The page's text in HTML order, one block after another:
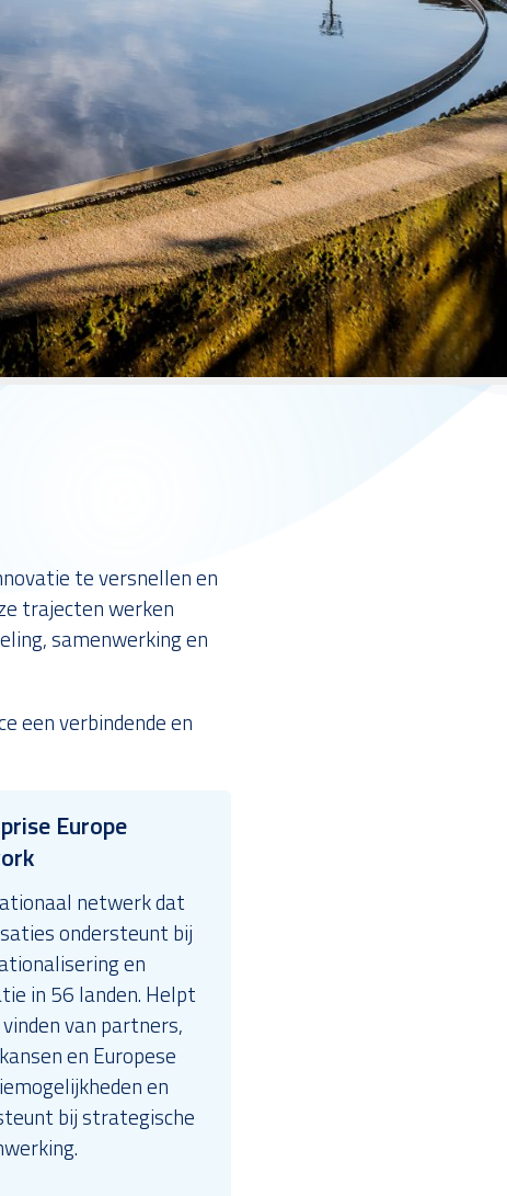
Over ons
te versnellen en
trajecten werken
samenwerking en
een verbindende en
Europe
netwerk dat
ondersteunt bij
en
in 56 landen. Helpt
van partners,
en Europese
en
bij strategische